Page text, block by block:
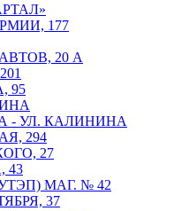
177
20 А
95
- УЛ. КАЛИНИНА
294
27
43
МАГ. № 42
37